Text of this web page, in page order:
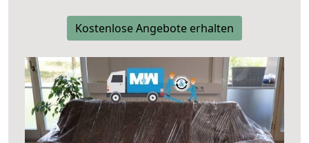
Kostenlose Angebote erhalten